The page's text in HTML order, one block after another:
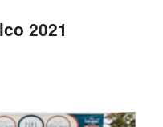
2021